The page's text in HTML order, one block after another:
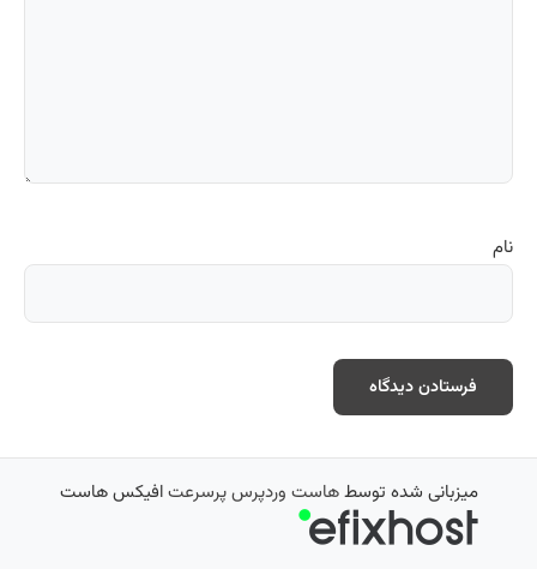
نام
میزبانی شده توسطهاست وردپرس پرسرعتافیکس هاست